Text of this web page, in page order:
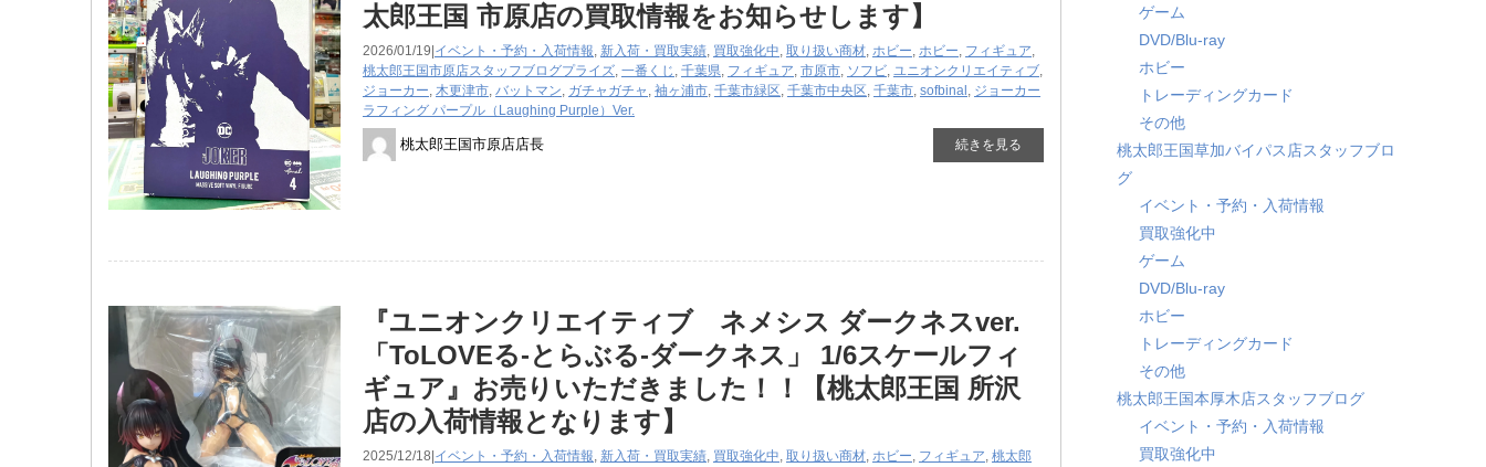
太郎王国 市原店の買取情報をお知らせします】
2026/01/19| イベント・予約・入荷情報, 新入荷・買取実績, 買取強化中, 取り扱い商材, ホビー, ホビー, フィギュア,
桃太郎王国市原店スタッフブログプライズ, 一番くじ , 千葉県, フィギュア, 市原市, ソフビ, ユニオンクリエイティブ,
ジョーカー, 木更津市, バットマン, ガチャガチャ , 袖ヶ浦市, 千葉市緑区, 千葉市中央区, 千葉市, sofbinal , ジョーカー
ラフィング パープル（Laughing Purple）Ver.
桃太郎王国市原店店長 続きを見る
『ユニオンクリエイティブ ネメシス ダークネスver.
「ToLOVEる-とらぶる-ダークネス」 1/6スケールフィ
ギュア』お売りいただきました！！【桃太郎王国 所沢
店の入荷情報となります】
2025/12/18| イベント・予約・入荷情報, 新入荷・買取実績, 買取強化中, 取り扱い商材, ホビー, フィギュア, 桃太郎
ゲーム
DVD/Blu-ray
ホビー
トレーディングカード
その他
桃太郎王国草加バイパス店スタッフブロ
グ
イベント・予約・入荷情報
買取強化中
ゲーム
DVD/Blu-ray
ホビー
トレーディングカード
その他
桃太郎王国本厚木店スタッフブログ
イベント・予約・入荷情報
買取強化中